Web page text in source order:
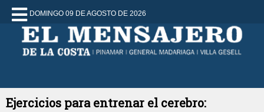
DOMINGO 09 DE AGOSTO DE 2026
Ejercicios para entrenar el cerebro: